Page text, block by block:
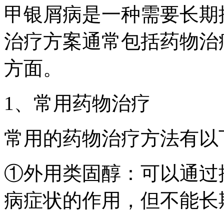
甲银屑病是一种需要长
治疗方案通常包括药物
方面。
1、常用药物治疗
常用的药物治疗方法有
①外用类固醇：可以通过
病症状的作用，但不能